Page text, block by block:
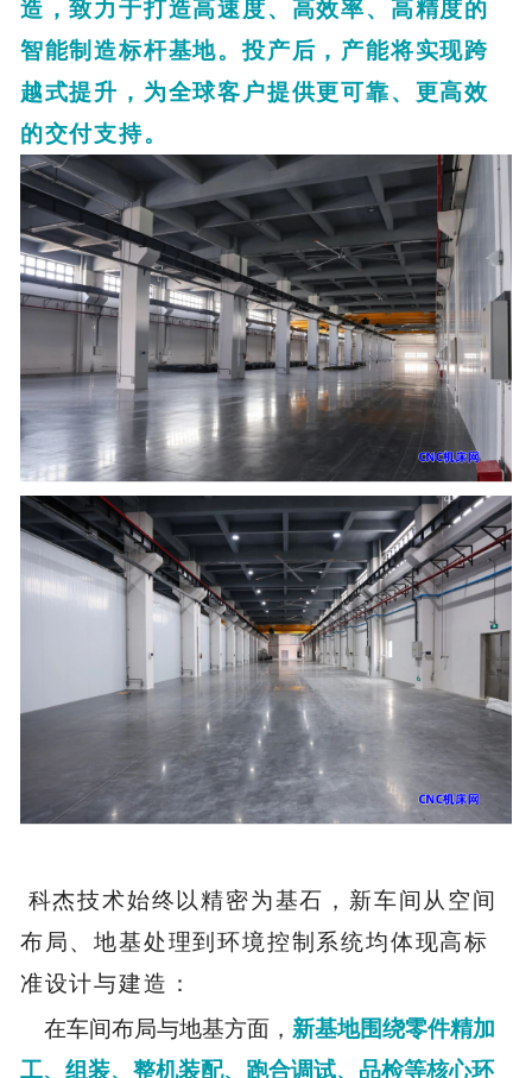
造，致力于打造高速度、高效率、高精度的
智能制造标杆基地。投产后，产能将实现跨
越式提升，为全球客户提供更可靠、更高效
的交付支持。
科杰技术始终以精密为基石，新车间从空间
布局、地基处理到环境控制系统均体现高标
准设计与建造：
在车间布局与地基方面， 新基地围绕零件精加
工、组装、整机装配、跑合调试、品检等核心环